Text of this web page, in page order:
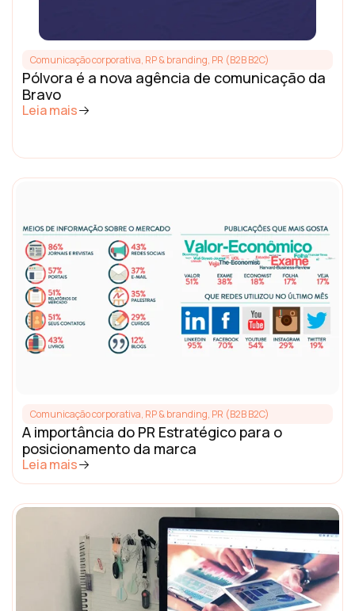
Comunicação corporativa, RP & branding, PR (B2B B2C)
Pólvora é a nova agência de comunicação da
Bravo
Leia mais
Comunicação corporativa, RP & branding, PR (B2B B2C)
A importância do PR Estratégico para o
posicionamento da marca
Leia mais